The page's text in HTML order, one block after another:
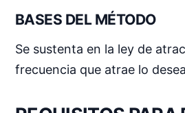
BASES DEL MÉTODO
Se sustenta en la ley de
frecuencia que atrae lo